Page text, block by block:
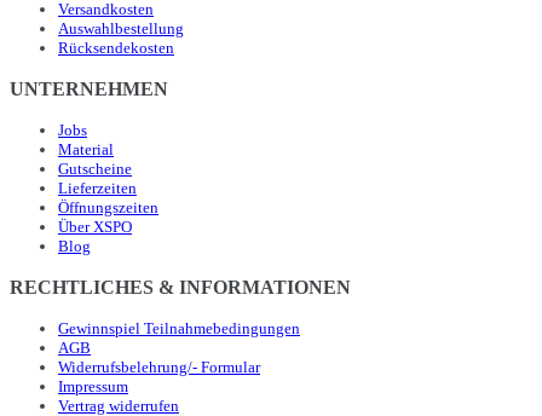
Versandkosten
Auswahlbestellung
Rücksendekosten
UNTERNEHMEN
Jobs
Material
Gutscheine
Lieferzeiten
Öffnungszeiten
Über XSPO
Blog
RECHTLICHES & INFORMATIONEN
Gewinnspiel Teilnahmebedingungen
AGB
Widerrufsbelehrung/- Formular
Impressum
Vertrag widerrufen